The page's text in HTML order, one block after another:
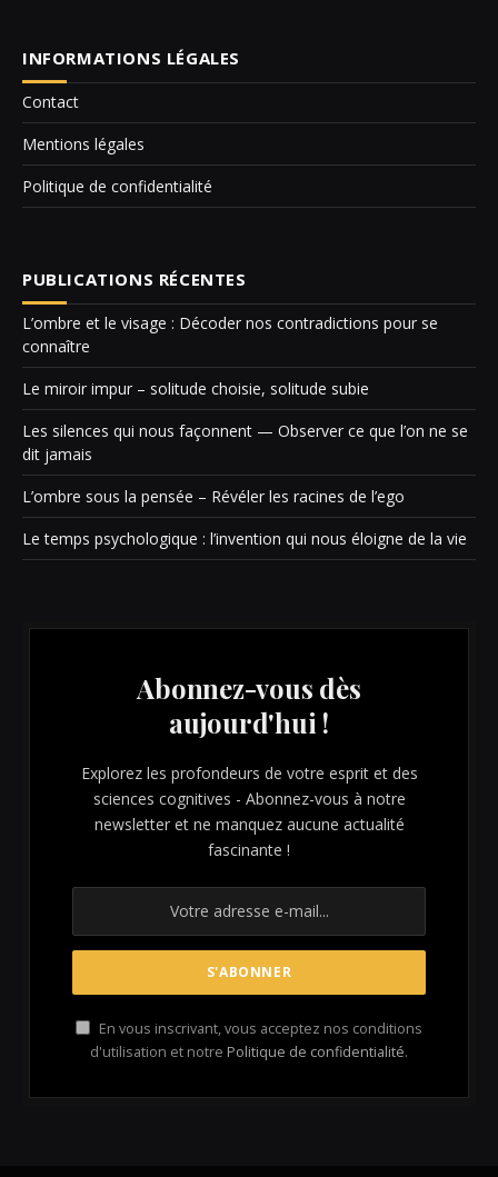
INFORMATIONS LÉGALES
Contact
Mentions légales
Politique de confidentialité
PUBLICATIONS RÉCENTES
L’ombre et le visage : Décoder nos contradictions pour se
connaître
Le miroir impur – solitude choisie, solitude subie
Les silences qui nous façonnent — Observer ce que l’on ne se
dit jamais
L’ombre sous la pensée – Révéler les racines de l’ego
Le temps psychologique : l’invention qui nous éloigne de la vie
Abonnez-vous dès
aujourd'hui !
Explorez les profondeurs de votre esprit et des
sciences cognitives - Abonnez-vous à notre
newsletter et ne manquez aucune actualité
fascinante !
En vous inscrivant, vous acceptez nos conditions
d'utilisation et notre Politique de confidentialité.